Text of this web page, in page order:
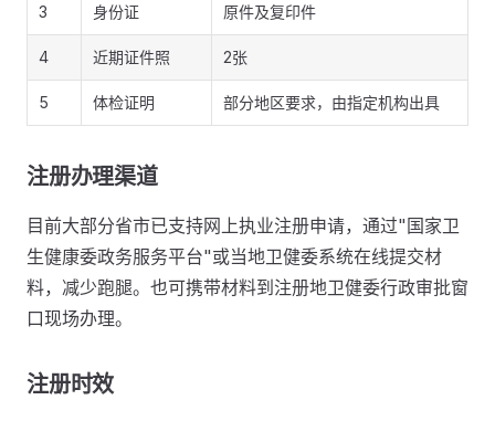
3 身份证 原件及复印件
4 近期证件照 2张
5 体检证明 部分地区要求，由指定机构出具
注册办理渠道
目前大部分省市已支持网上执业注册申请，通过"国家卫
生健康委政务服务平台"或当地卫健委系统在线提交材
料，减少跑腿。也可携带材料到注册地卫健委行政审批窗
口现场办理。
注册时效